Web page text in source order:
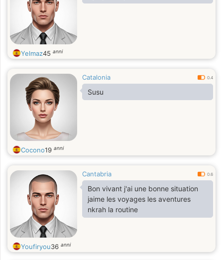
Yelmaz45 anni
Catalonia 0.4
Susu
Cocono19 anni
Cantabria 0.6
Bon vivant j'ai une bonne situation
jaime les voyages les aventures
nkrah la routine
Youfiryou36 anni